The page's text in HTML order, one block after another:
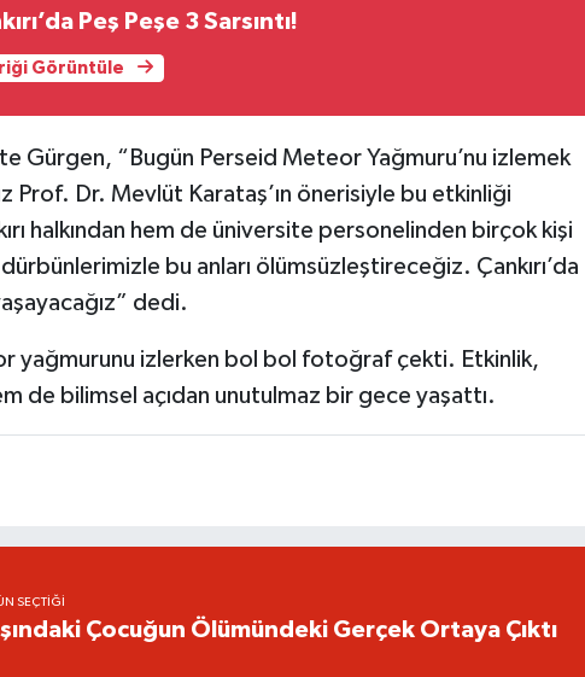
Peş Peşe 3 Sarsıntı!
Görüntüle
Gürgen, “Bugün Perseid Meteor Yağmuru’nu izlemek
Prof. Dr. Mevlüt Karataş’ın önerisiyle bu etkinliği
halkından hem de üniversite personelinden birçok kişi
bu anları ölümsüzleştireceğiz. Çankırı’da
dedi.
yağmurunu izlerken bol bol fotoğraf çekti. Etkinlik,
de bilimsel açıdan unutulmaz bir gece yaşattı.
SEÇTIĞI
Çocuğun Ölümündeki Gerçek Ortaya Çıktı